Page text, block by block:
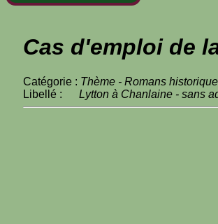
Cas d'emploi de
Catégorie : Thème - Romans
Libellé : Lytton à Chanlaine - sans